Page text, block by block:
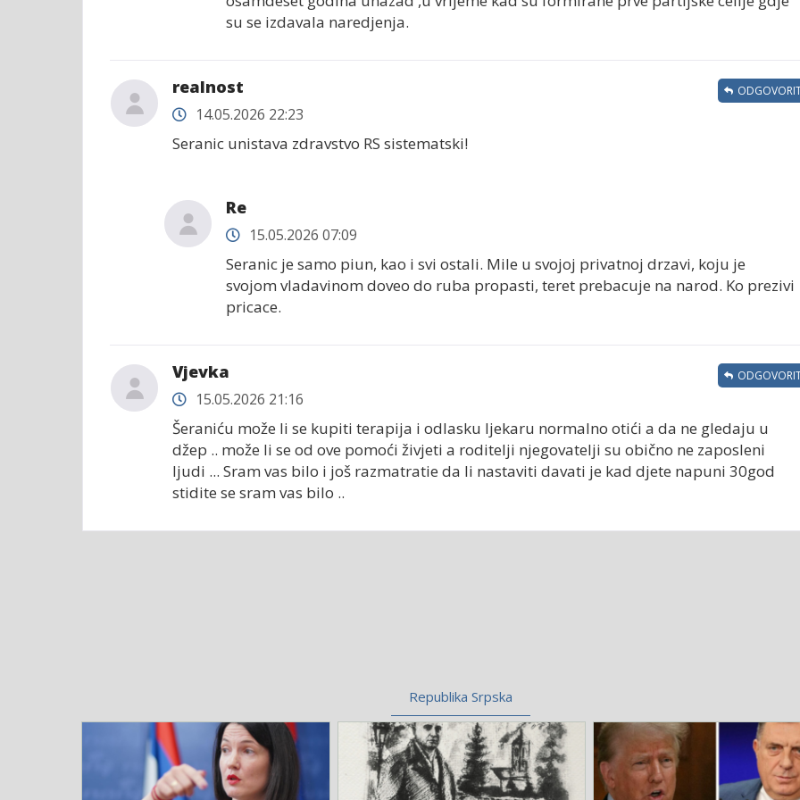
su se izdavala naredjenja.
realnost
14.05.2026 22:23
Seranic unistava zdravstvo RS sistematski!
Re
15.05.2026 07:09
Seranic je samo piun, kao i svi ostali. Mile u svojoj privatnoj drzavi, koju je
svojom vladavinom doveo do ruba propasti, teret prebacuje na narod. Ko prezivi
pricace.
Vjevka
15.05.2026 21:16
Šeraniću može li se kupiti terapija i odlasku ljekaru normalno otići a da ne gledaju u
džep .. može li se od ove pomoći živjeti a roditelji njegovatelji su obično ne zaposleni
ljudi ... Sram vas bilo i još razmatratie da li nastaviti davati je kad djete napuni 30god
stidite se sram vas bilo ..
Republika Srpska